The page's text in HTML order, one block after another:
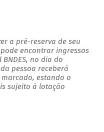
a pré-reserva de seu
encontrar ingressos
no dia do
pessoa receberá
estando o
sujeito à lotação